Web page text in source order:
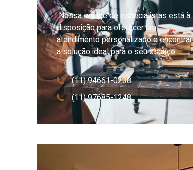
Nossa equipe de especialistas está à
disposição para oferecer um
atendimento personalizado e encontrar
a solução ideal para o seu espaço.
(11) 94661-0238
(11) 97685-1248